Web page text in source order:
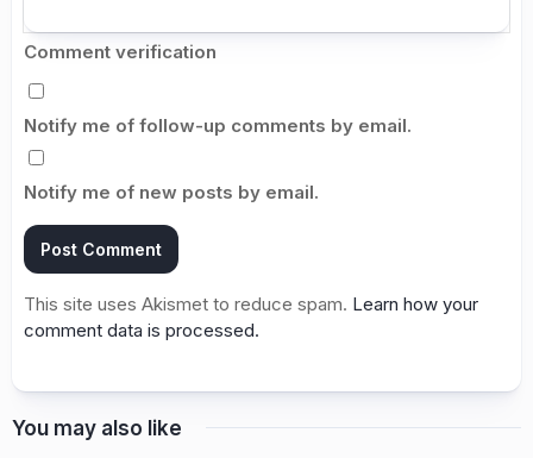
Comment verification
Notify me of follow-up comments by email.
Notify me of new posts by email.
This site uses Akismet to reduce spam. Learn how your
comment data is processed.
You may also like